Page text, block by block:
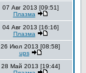
07 Авг 2013 [09:51]
Плазма
04 Авг 2013 [16:16]
Плазма
26 Июл 2013 [08:58]
ups
28 Май 2013 [19:44]